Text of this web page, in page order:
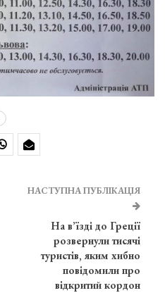
НАСТУПНА ПУБЛІКАЦІЯ
На в’їзді до Греції
розвернули тисячі
туристів, яким хибно
повідомили про
відкритий кордон